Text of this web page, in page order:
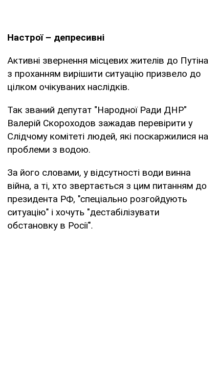
Настрої – депресивні
Активні звернення місцевих жителів до Путіна
з проханням вирішити ситуацію призвело до
цілком очікуваних наслідків.
Так званий депутат "Народної Ради ДНР"
Валерій Скороходов зажадав перевірити у
Слідчому комітеті людей, які поскаржилися на
проблеми з водою.
За його словами, у відсутності води винна
війна, а ті, хто звертається з цим питанням до
президента РФ, "спеціально розгойдують
ситуацію" і хочуть "дестабілізувати
обстановку в Росії".